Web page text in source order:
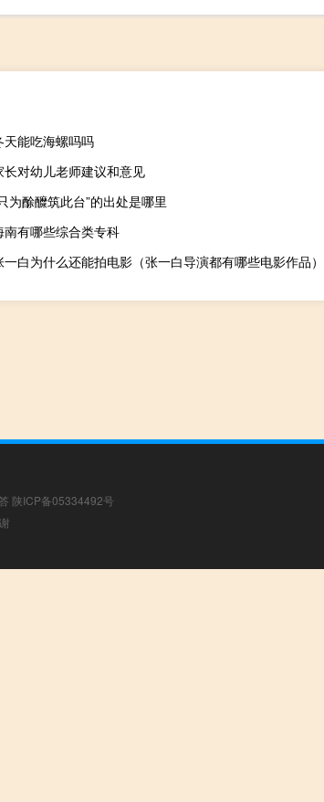
天能吃海螺吗吗
长对幼儿老师建议和意见
为酴醾筑此台”的出处是哪里
南有哪些综合类专科
一白为什么还能拍电影（张一白导演都有哪些电影作品）
陕ICP备05334492号